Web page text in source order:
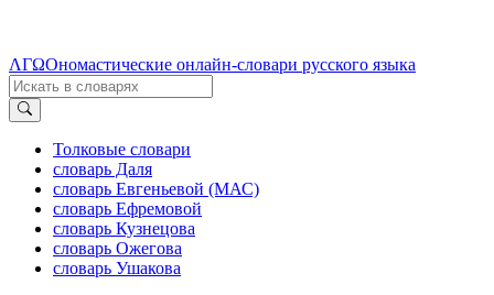
ΛΓΩОномастические онлайн-словари русского языка
Толковые словари
словарь Даля
словарь Евгеньевой (МАС)
словарь Ефремовой
словарь Кузнецова
словарь Ожегова
словарь Ушакова